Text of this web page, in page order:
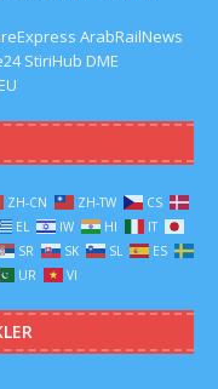
ArabRailNews
StiriHub DME
ZH-CN ZH-TW
CS
EL IW HI
IT
SR SK SL
ES
UR VI